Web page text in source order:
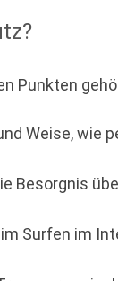
Punkten
Weise, wie
Besorgnis
Surfen im